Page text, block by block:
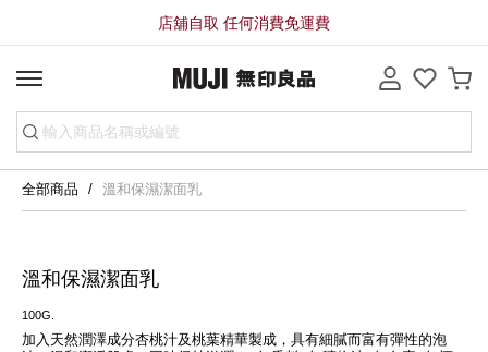
店舖自取 任何消費免運費
全部商品 溫和保濕潔面乳
溫和保濕潔面乳
100G.
加入天然潤澤成分杏桃汁及桃葉精華製成，具有細膩而富有彈性的泡